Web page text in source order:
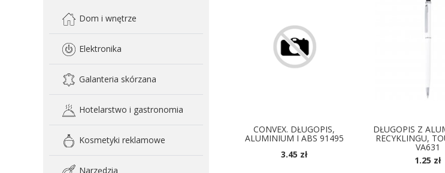
Dom i wnętrze
Elektronika
Galanteria skórzana
Hotelarstwo i gastronomia
Kosmetyki reklamowe
Narzędzia
CONVEX. DŁUGOPIS,
ALUMINIUM I ABS 91495
3.45 zł
DŁUGOPIS Z
RECYKLINGU,
VA631
1.25 zł